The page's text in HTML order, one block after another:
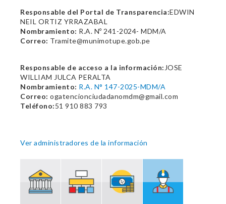
Responsable del Portal de Transparencia:EDWIN
NEIL ORTIZ YRRAZABAL
Nombramiento: R.A. Nº 241-2024- MDM/A
Correo: Tramite@munimotupe.gob.pe
Responsable de acceso a la información: JOSE
WILLIAM JULCA PERALTA
Nombramiento: R.A. N° 147-2025-MDM/A
Correo: ogatencionciudadanomdm@gmail.com
Teléfono:51 910 883 793
Ver administradores de la información